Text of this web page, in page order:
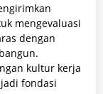
mengevaluasi
dengan
kultur kerja
fondasi